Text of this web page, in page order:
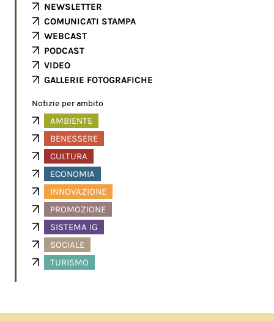
NEWSLETTER
COMUNICATI STAMPA
WEBCAST
PODCAST
VIDEO
GALLERIE FOTOGRAFICHE
Notizie per ambito
AMBIENTE
BENESSERE
CULTURA
ECONOMIA
INNOVAZIONE
PROMOZIONE
SISTEMA IG
SOCIALE
TURISMO